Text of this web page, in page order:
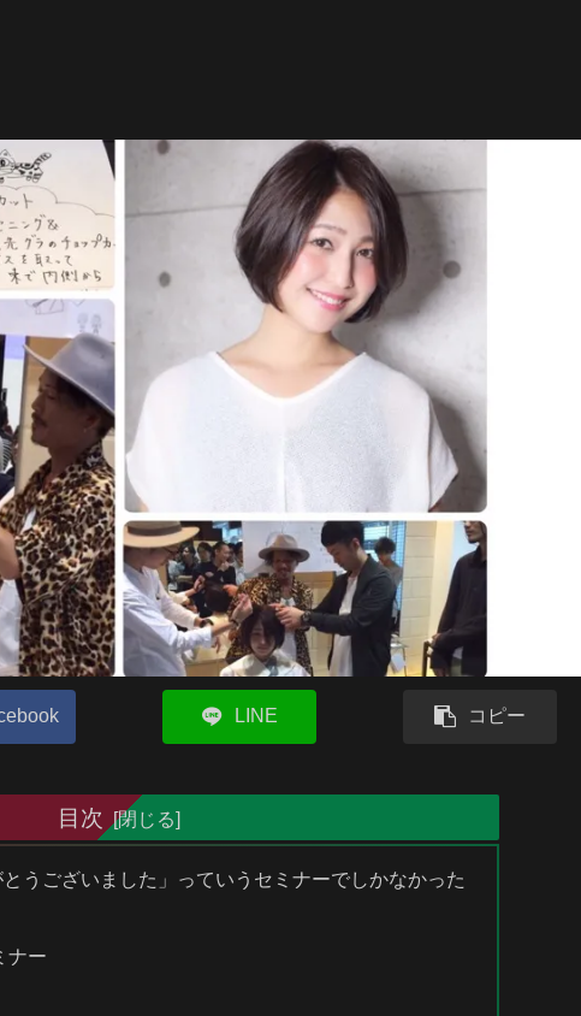
LINE コピー
目次
とうございました」っていうセミナーでしかなかった
ナー